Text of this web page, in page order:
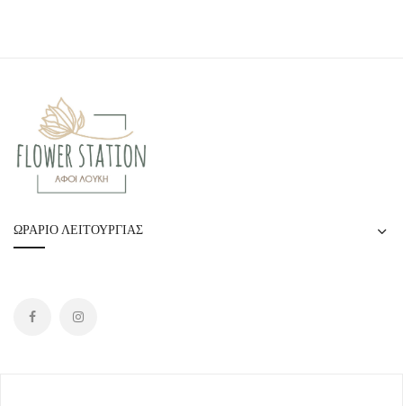
ΩΡΆΡΙΟ ΛΕΙΤΟΥΡΓΊΑΣ